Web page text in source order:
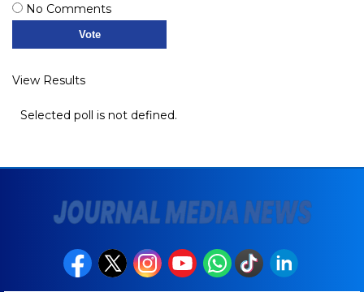
No Comments
View Results
Selected poll is not defined.